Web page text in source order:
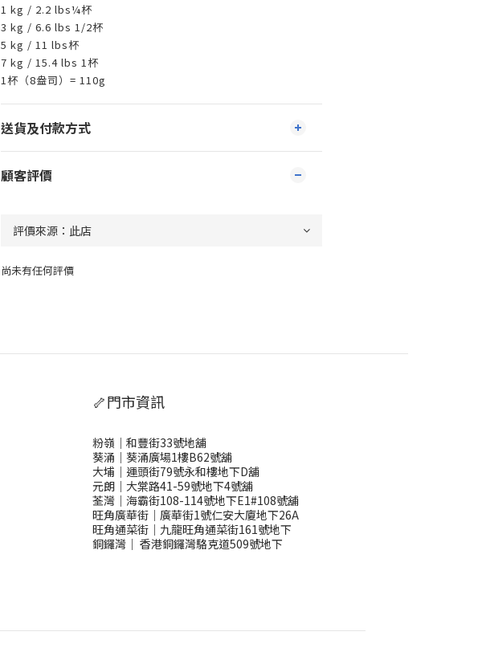
1 kg / 2.2 lbs¼杯
3 kg / 6.6 lbs 1/2杯
5 kg / 11 lbs杯
7 kg / 15.4 lbs 1杯
1杯（8盎司）= 110g
送貨及付款方式
顧客評價
尚未有任何評價
🦴門市資訊
粉嶺｜和豐街33號地舖
葵涌｜葵涌廣場1樓B62號舖
大埔｜運頭街79號永和樓地下D舖
元朗｜大棠路41-59號地下4號舖
荃灣｜海霸街108-114號地下E1#108號舖
旺角廣華街｜廣華街1號仁安大廈地下26A
旺角通菜街｜九龍旺角通菜街161號地下
銅鑼灣 ｜ 香港銅鑼灣駱克道509號地下